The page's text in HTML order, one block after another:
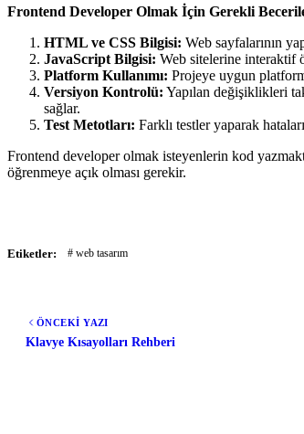
Frontend Developer Olmak İçin Gerekli
HTML ve CSS Bilgisi: Web sayfalarının
JavaScript Bilgisi: Web sitelerine interaktif
Platform Kullanımı: Projeye uygun
Versiyon Kontrolü: Yapılan değişiklikleri
sağlar.
Test Metotları: Farklı testler yaparak
Frontend developer olmak isteyenlerin kod
öğrenmeye açık olması gerekir.
Etiketler: # web tasarım
ÖNCEKİ YAZI
Klavye Kısayolları Rehberi